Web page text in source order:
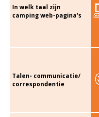
In welk taal zijn
camping web-pagina's
Talen- communicatie/
correspondentie